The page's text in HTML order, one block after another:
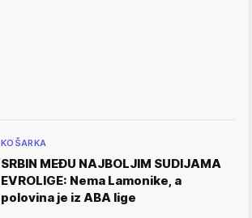
KOŠARKA
SRBIN MEĐU NAJBOLJIM SUDIJAMA
EVROLIGE: Nema Lamonike, a
polovina je iz ABA lige